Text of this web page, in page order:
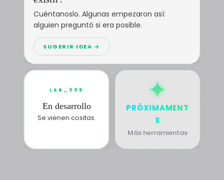
Cuéntanoslo. Algunas empezaron así:
alguien preguntó si era posible.
SUGERIR IDEA →
LAB_006
En desarrollo
Se vienen cositas.
PRÓXIMAMENT
E
Más herramientas